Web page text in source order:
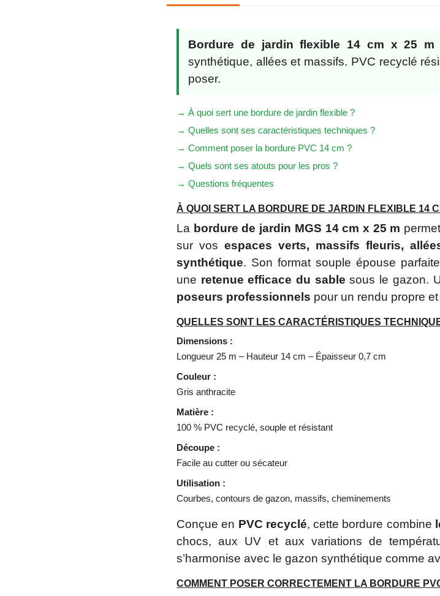
Bordure de jardin flexible 14 cm x 25 m
synthétique, allées et massifs. PVC recyclé
poser.
→ À quoi sert une bordure de jardin flexible ?
→ Quelles sont ses caractéristiques techniques ?
→ Comment poser la bordure PVC 14 cm ?
→ Quels sont ses atouts pour les pros ?
→ Questions fréquentes
À QUOI SERT LA BORDURE DE JARDIN FLEXIBLE 14
La bordure de jardin MGS 14 cm x 25 m
sur vos espaces verts, massifs fleuris,
synthétique. Son format souple épouse
une retenue efficace du sable sous le gazon.
poseurs professionnels pour un rendu propre
QUELLES SONT LES CARACTÉRISTIQUES
Dimensions :
Longueur 25 m – Hauteur 14 cm – Épaisseur 0,7 cm
Couleur :
Gris anthracite
Matière :
100 % PVC recyclé, souple et résistant
Découpe :
Facile au cutter ou sécateur
Utilisation :
Courbes, contours de gazon, massifs, cheminements
Conçue en PVC recyclé, cette bordure combine
chocs, aux UV et aux variations de
s’harmonise avec le gazon synthétique comme
COMMENT POSER CORRECTEMENT LA BORDURE